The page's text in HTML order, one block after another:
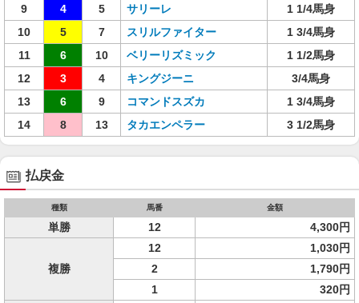
9
4 5 サリーレ
1 1/4馬身
10
5 7 スリルファイター
1 3/4馬身
11
6 10 ベリーリズミック
1 1/2馬身
12
3 4 キングジーニ
3/4馬身
13
6 9 コマンドスズカ
1 3/4馬身
14
8 13 タカエンペラー 3 1/2馬身
払戻金
種類 馬番 金額
単勝 12 4,300円
複勝
12
1,030円
2
1,790円
1
320円